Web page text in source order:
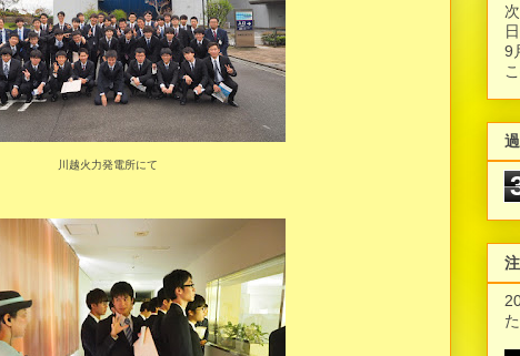
川越火力発電所にて
9
た